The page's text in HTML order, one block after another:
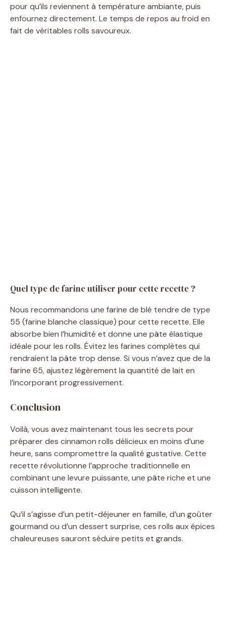
pour qu’ils reviennent à température ambiante, puis
enfournez directement. Le temps de repos au froid en
fait de véritables rolls savoureux.
Quel type de farine utiliser pour cette recette ?
Nous recommandons une farine de blé tendre de type
55 (farine blanche classique) pour cette recette. Elle
absorbe bien l’humidité et donne une pâte élastique
idéale pour les rolls. Évitez les farines complètes qui
rendraient la pâte trop dense. Si vous n’avez que de la
farine 65, ajustez légèrement la quantité de lait en
l’incorporant progressivement.
Conclusion
Voilà, vous avez maintenant tous les secrets pour
préparer des cinnamon rolls délicieux en moins d’une
heure, sans compromettre la qualité gustative. Cette
recette révolutionne l’approche traditionnelle en
combinant une levure puissante, une pâte riche et une
cuisson intelligente.
Qu’il s’agisse d’un petit-déjeuner en famille, d’un goûter
gourmand ou d’un dessert surprise, ces rolls aux épices
chaleureuses sauront séduire petits et grands.